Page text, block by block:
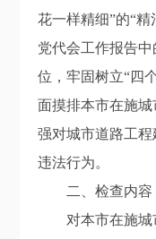
花一样精细”的“
党代会工作报告
位，牢固树立“四
面摸排本市在施
强对城市道路工
违法行为。
二、检查内容
对本市在施城